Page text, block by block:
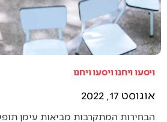
ויסעו ויחנו ויסעו ויחנו
אוגוסט 17, 2022
הבחירות המתקרבות מביאות עימן